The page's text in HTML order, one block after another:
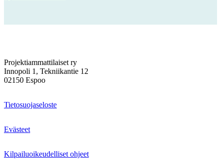
Projektiammattilaiset ry
Innopoli 1, Tekniikantie 12
02150 Espoo
Tietosuojaseloste
Evästeet
Kilpailuoikeudelliset ohjeet